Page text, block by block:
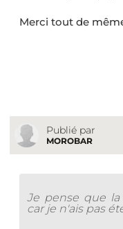
Merci tout de
Publié par
MOROBAR
Je pense que
car je n'ais pas